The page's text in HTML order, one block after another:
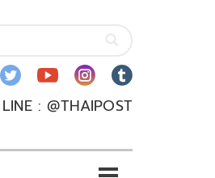
LINE : @THAIPOST